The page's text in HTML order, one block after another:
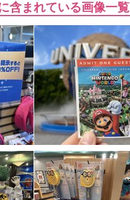
含まれている画像一覧